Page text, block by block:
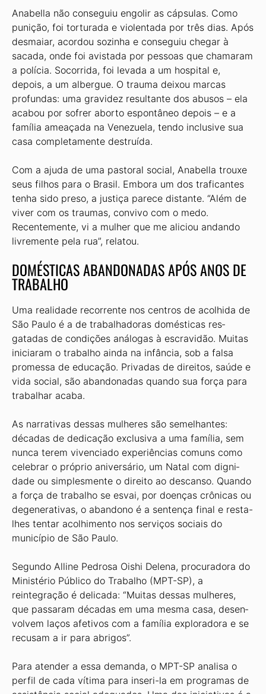
Anabella não conseguiu engolir as cápsulas. Como
punição, foi torturada e violentada por três dias. Após
desmaiar, acordou sozinha e conseguiu chegar à
sacada, onde foi avistada por pessoas que chamaram
a polícia. Socorrida, foi levada a um hospital e,
depois, a um alber­gue. O trauma deixou marcas
profundas: uma gravidez resultante dos abusos – ela
acabou por sofrer aborto es­pontâneo depois – e a
família ameaçada na Venezuela, tendo inclusive sua
casa completamente destruída.
Com a ajuda de uma pastoral social, Anabella trouxe
seus filhos para o Brasil. Embora um dos traficantes
tenha sido preso, a justiça parece distante. “Além de
viver com os traumas, convivo com o medo.
Recentemente, vi a mulher que me aliciou andando
livremente pela rua”, relatou.
DOMÉSTICAS ABANDONADAS APÓS ANOS DE
TRABALHO
Uma realidade recorrente nos centros de acolhi­da de
São Paulo é a de trabalhadoras domésticas res­
gatadas de condições análogas à escravidão. Muitas
iniciaram o trabalho ainda na infância, sob a falsa
promessa de educação. Privadas de direitos, saúde e
vida social, são abandonadas quando sua força para
trabalhar acaba.
As narrativas dessas mulheres são semelhantes:
décadas de dedicação exclusiva a uma família, sem
nunca terem vivenciado experiências comuns como
celebrar o próprio aniversário, um Natal com digni­
dade ou simplesmente o direito ao descanso. Quan­do
a força de trabalho se esvai, por doenças crônicas ou
degenerativas, o abandono é a sentença final e resta-
lhes tentar acolhimento nos serviços sociais do
município de São Paulo.
Segundo Alline Pedrosa Oishi Delena, procura­dora do
Ministério Público do Trabalho (MPT-SP), a
reintegração é delicada: “Muitas dessas mulheres,
que passaram décadas em uma mesma casa, desen­
volvem laços afetivos com a família exploradora e se
recusam a ir para abrigos”.
Para atender a essa demanda, o MPT-SP analisa o
perfil de cada vítima para inseri-la em programas de